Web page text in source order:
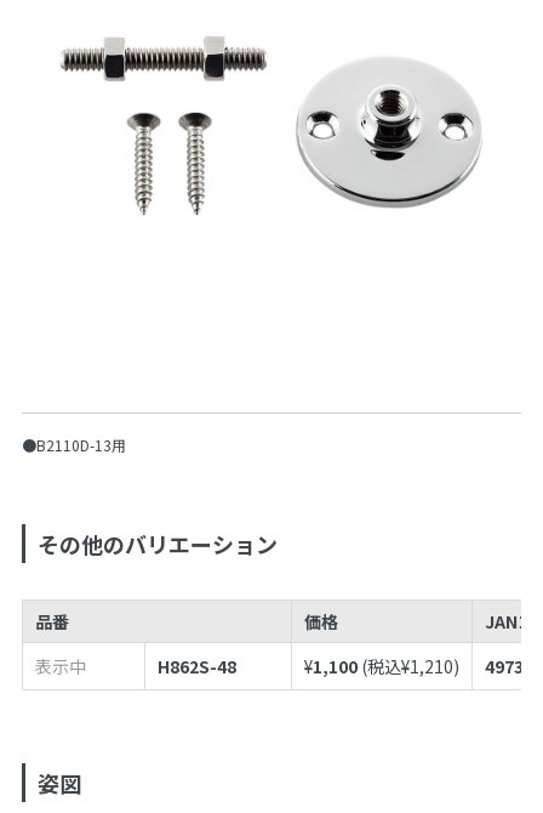
●B2110D-13用
その他のバリエーション
品番 価格
JANコ
表示中
H862S-48 ¥1,100 (税込¥1,210)
姿図